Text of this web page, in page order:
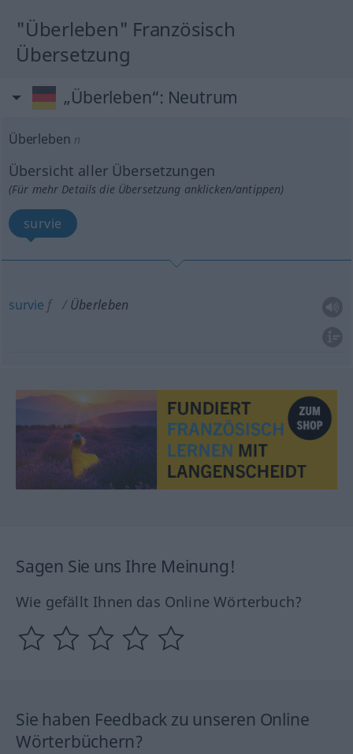
"Überleben" Französisch
Übersetzung
„Überleben“: Neutrum
Überleben n
Übersicht aller Übersetzungen
(Für mehr Details die Übersetzung anklicken/antippen)
survie
survie f Überleben
Sagen Sie uns Ihre Meinung!
Wie gefällt Ihnen das Online Wörterbuch?
Sie haben Feedback zu unseren Online
Wörterbüchern?